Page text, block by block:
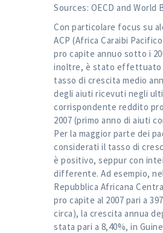
Sources: OECD and World
Con particolare focus su
ACP (Africa Caraibi
pro capite annuo sotto i
inoltre, è stato effettuato
tasso di crescita medio
degli aiuti ricevuti negli
corrispondente reddito
2007 (primo anno di aiuti
Per la maggior parte dei
considerati il tasso di
è positivo, seppur con
differente. Ad esempio,
Repubblica Africana
pro capite al 2007 pari a
circa), la crescita annua
stata pari a 8,40%, in